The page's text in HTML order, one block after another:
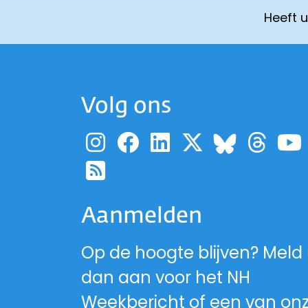
Heeft
Volg ons
Ga naar de
Ga naar de
Ga naar de
Ga naar
Ga
Ga naar de RSS-
Aanmelden
Op de hoogte blijven? Meld
dan aan voor het NH
Weekbericht of een van